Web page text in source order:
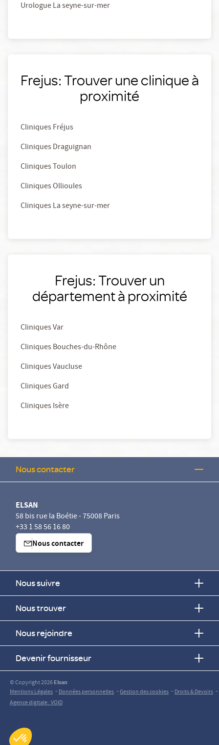
Urologue La seyne-sur-mer
Frejus: Trouver une clinique à
proximité
Cliniques Fréjus
Cliniques Draguignan
Cliniques Toulon
Cliniques Ollioules
Cliniques La seyne-sur-mer
Frejus: Trouver un
département à proximité
Cliniques Var
Cliniques Bouches-du-Rhône
Cliniques Vaucluse
Cliniques Gard
Cliniques Isère
Nous contacter
ELSAN
58 bis rue la Boétie - 75008 Paris
+33 1 58 56 16 80
Nous contacter
Nous suivre
Nous trouver
Nous rejoindre
Devenir fournisseur
© Copyright 2026Elsan
Mentions Légales -Données personnelles -Gestion des cookies -Droits & Devoirs -
Agence digitale : VOID